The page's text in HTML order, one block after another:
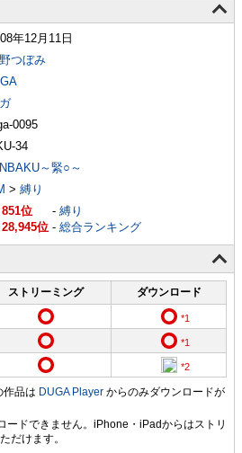
年12月11日
つぼみ
0095
34
～緊○～
> 縛り
851 - 縛り
28,945
- 総合ランキング
ストリーミング
ダウンロード
作品は DUGA Player からのみダウンロードが